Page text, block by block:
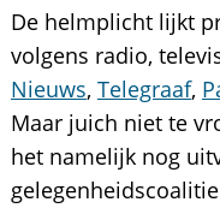
De helmplicht lijkt
volgens radio,
Nieuws, Telegraaf,
Maar juich niet te
het namelijk nog